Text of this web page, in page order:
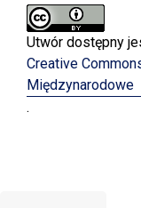
Utwór dostępny
Creative
Międzynarodowe
.